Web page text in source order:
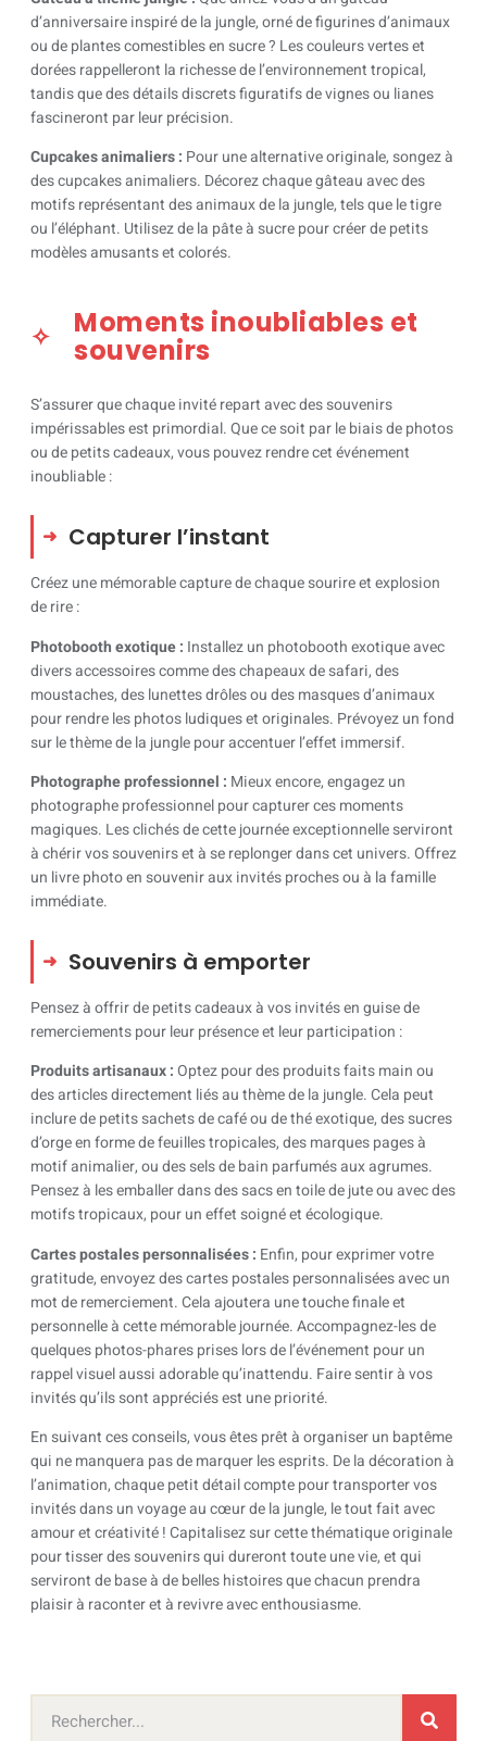
d’anniversaire inspiré de la jungle, orné de figurines d’animaux
ou de plantes comestibles en sucre ? Les couleurs vertes et
dorées rappelleront la richesse de l’environnement tropical,
tandis que des détails discrets figuratifs de vignes ou lianes
fascineront par leur précision.
Cupcakes animaliers : Pour une alternative originale, songez à
des cupcakes animaliers. Décorez chaque gâteau avec des
motifs représentant des animaux de la jungle, tels que le tigre
ou l’éléphant. Utilisez de la pâte à sucre pour créer de petits
modèles amusants et colorés.
Moments inoubliables et
souvenirs
S’assurer que chaque invité repart avec des souvenirs
impérissables est primordial. Que ce soit par le biais de photos
ou de petits cadeaux, vous pouvez rendre cet événement
inoubliable :
Capturer l’instant
Créez une mémorable capture de chaque sourire et explosion
de rire :
Photobooth exotique : Installez un photobooth exotique avec
divers accessoires comme des chapeaux de safari, des
moustaches, des lunettes drôles ou des masques d’animaux
pour rendre les photos ludiques et originales. Prévoyez un fond
sur le thème de la jungle pour accentuer l’effet immersif.
Photographe professionnel : Mieux encore, engagez un
photographe professionnel pour capturer ces moments
magiques. Les clichés de cette journée exceptionnelle serviront
à chérir vos souvenirs et à se replonger dans cet univers. Offrez
un livre photo en souvenir aux invités proches ou à la famille
immédiate.
Souvenirs à emporter
Pensez à offrir de petits cadeaux à vos invités en guise de
remerciements pour leur présence et leur participation :
Produits artisanaux :Optez pour des produits faits main ou
des articles directement liés au thème de la jungle. Cela peut
inclure de petits sachets de café ou de thé exotique, des sucres
d’orge en forme de feuilles tropicales, des marques pages à
motif animalier, ou des sels de bain parfumés aux agrumes.
Pensez à les emballer dans des sacs en toile de jute ou avec des
motifs tropicaux, pour un effet soigné et écologique.
Cartes postales personnalisées : Enfin, pour exprimer votre
gratitude, envoyez des cartes postales personnalisées avec un
mot de remerciement. Cela ajoutera une touche finale et
personnelle à cette mémorable journée. Accompagnez-les de
quelques photos-phares prises lors de l’événement pour un
rappel visuel aussi adorable qu’inattendu. Faire sentir à vos
invités qu’ils sont appréciés est une priorité.
En suivant ces conseils, vous êtes prêt à organiser un baptême
qui ne manquera pas de marquer les esprits. De la décoration à
l’animation, chaque petit détail compte pour transporter vos
invités dans un voyage au cœur de la jungle, le tout fait avec
amour et créativité ! Capitalisez sur cette thématique originale
pour tisser des souvenirs qui dureront toute une vie, et qui
serviront de base à de belles histoires que chacun prendra
plaisir à raconter et à revivre avec enthousiasme.